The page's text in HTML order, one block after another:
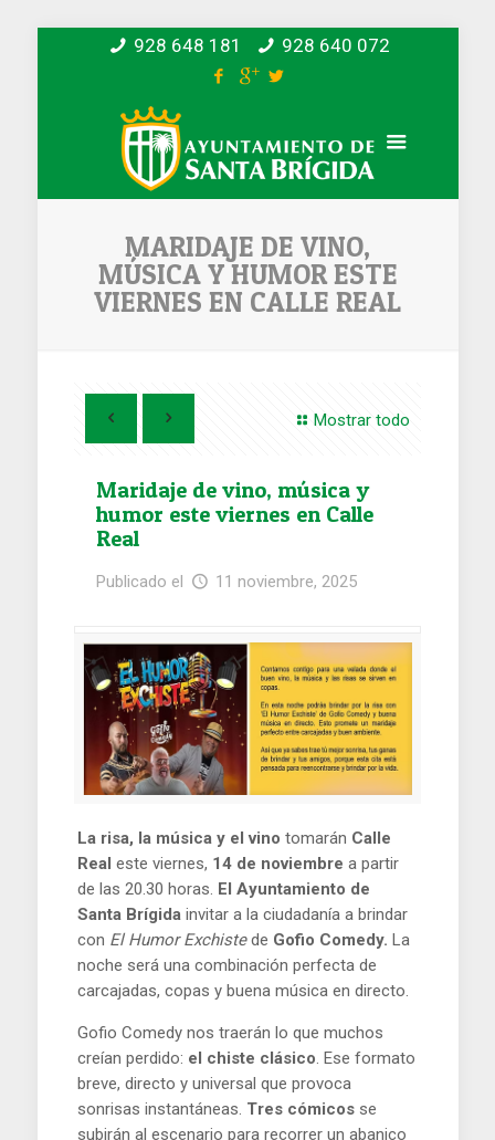
928 648 181 928 640 072
MARIDAJE DE VINO,
MÚSICA Y HUMOR ESTE
VIERNES EN CALLE REAL
Mostrar todo
Maridaje de vino, música y
humor este viernes en Calle
Real
Publicado el 11 noviembre, 2025
La risa, la música y el vino tomarán Calle
Real este viernes, 14 de noviembre a partir
de las 20.30 horas. El Ayuntamiento de
Santa Brígida invitar a la ciudadanía a brindar
con El Humor Exchistede Gofio Comedy. La
noche será una combinación perfecta de
carcajadas, copas y buena música en directo.
Gofio Comedy nos traerán lo que muchos
creían perdido: el chiste clásico. Ese formato
breve, directo y universal que provoca
sonrisas instantáneas. Tres cómicos se
subirán al escenario para recorrer un abanico